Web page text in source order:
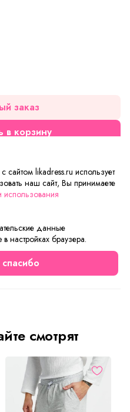
заказ
в корзину
можете
заказ».
время вам
все условия заказа,
о вариантах
Отзывы
смотрят
likadress.ru использует
наш сайт, Вы принимаете
данные
настройках браузера.